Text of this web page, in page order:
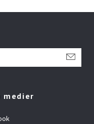
medier